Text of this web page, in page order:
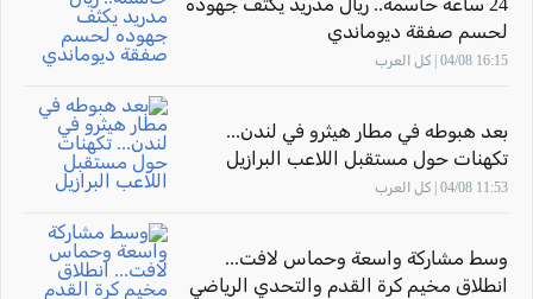
لحسم صفقة ديوماندي
16:15 04/08 | كل العرب
بعد هبوطه في مطار هيثرو في لندن...
تكهنات حول مستقبل اللاعب البرازيل
"فينيسيوس جونيور"
11:53 04/08 | كل العرب
وسط مشاركة واسعة وحماس لافت...
انطلاق مخيم كرة القدم والتحدي الرياضي